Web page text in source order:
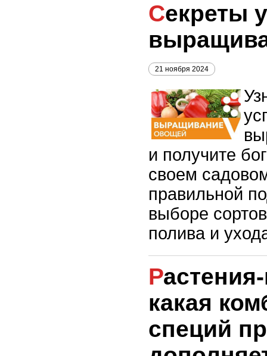
Секреты успешного
21 ноября 2024
и получите
своем
правильной
выборе
полива и
Растения-компаньоны:
какая
специй